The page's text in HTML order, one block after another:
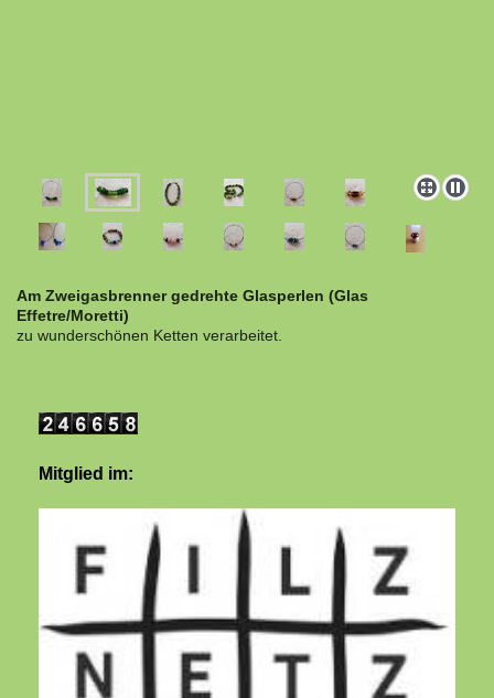
Am Zweigasbrenner gedrehte Glasperlen (Glas
Effetre/Moretti)
zu wunderschönen Ketten verarbeitet.
Mitglied im: